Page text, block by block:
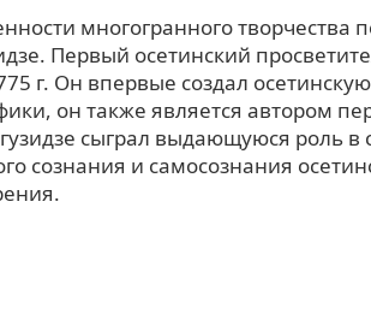
многогранного творчества
Первый осетинский
г. Он впервые создал
он также является автором
сыграл выдающуюся роль в
сознания и самосознания